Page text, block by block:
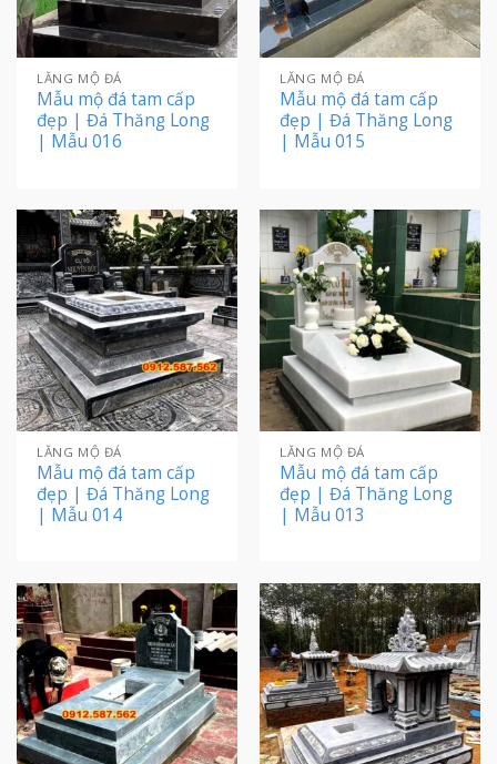
LĂNG MỘ ĐÁ
Mẫu mộ đá tam cấp
đẹp | Đá Thăng Long
| Mẫu 016
LĂNG MỘ ĐÁ
Mẫu mộ đá tam cấp
đẹp | Đá Thăng Long
| Mẫu 015
LĂNG MỘ ĐÁ
Mẫu mộ đá tam cấp
đẹp | Đá Thăng Long
| Mẫu 014
LĂNG MỘ ĐÁ
Mẫu mộ đá tam cấp
đẹp | Đá Thăng Long
| Mẫu 013